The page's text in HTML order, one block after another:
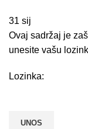
31 sij
Ovaj sadržaj je
unesite vašu
Lozinka: